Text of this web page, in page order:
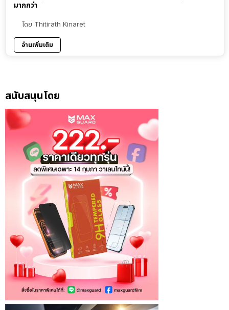
มากกว่า
โดย Thitirath Kinaret
อ่านเพิ่มเติม
สนับสนุนโดย